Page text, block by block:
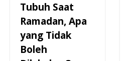
Tubuh Saat
Ramadan, Apa
yang Tidak
Boleh